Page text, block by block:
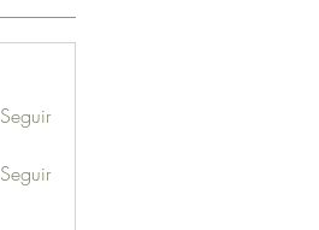
Seguir
Seguir